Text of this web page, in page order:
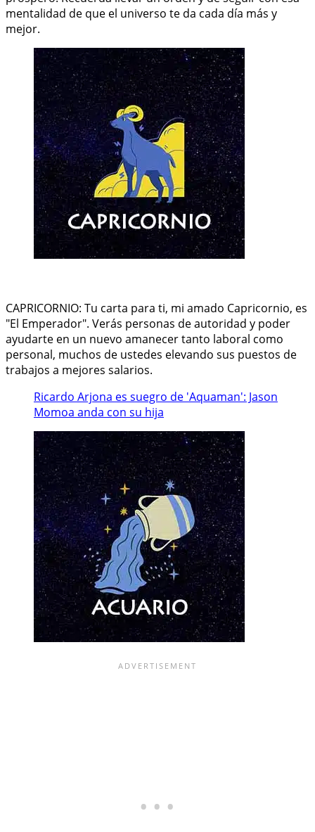
mentalidad de que el universo te da cada día más y
mejor.
CAPRICORNIO: Tu carta para ti, mi amado Capricornio, es
"El Emperador". Verás personas de autoridad y poder
ayudarte en un nuevo amanecer tanto laboral como
personal, muchos de ustedes elevando sus puestos de
trabajos a mejores salarios.
Ricardo Arjona es suegro de 'Aquaman': Jason
Momoa anda con su hija